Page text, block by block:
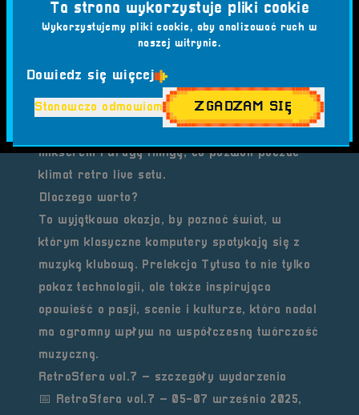
międzynarodowej amigowej sceny DJ-skiej.
Warsztaty praktyczne– przy pomocy Amigi
PT1210
, zademonstruje
przykładowy utwór i możliwości jego edycji.
Uczestnicy zobaczą także pełny setup z
mikserem i drugą Amigą, co pozwoli poczuć
klimat retro live setu.
Dlaczego warto?
To wyjątkowa okazja, by poznać świat, w
którym klasyczne komputery spotykają się z
muzyką klubową. Prelekcja Tytusa to nie tylko
pokaz technologii, ale także inspirująca
opowieść o pasji, scenie i kulturze, która nadal
ma ogromny wpływ na współczesną twórczość
muzyczną.
RetroSfera vol.7 – szczegóły wydarzenia
📅
RetroSfera vol.7 – 05-07 września 2025,
Ta strona wykorzystuje pliki cookie
Wykorzystujemy pliki cookie, aby analizować ruch w
naszej witrynie.
Dowiedz się więcej
Stanowczo odmawiam ZGADZAM SIĘ